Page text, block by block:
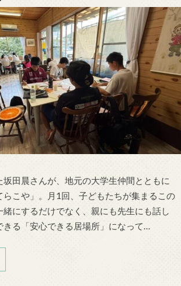
田晨さんが、地元の大学生仲間とともに
らこや」。月1回、子どもたちが集まるこの
にするだけでなく、親にも先生にも話し
る「安心できる居場所」になって…